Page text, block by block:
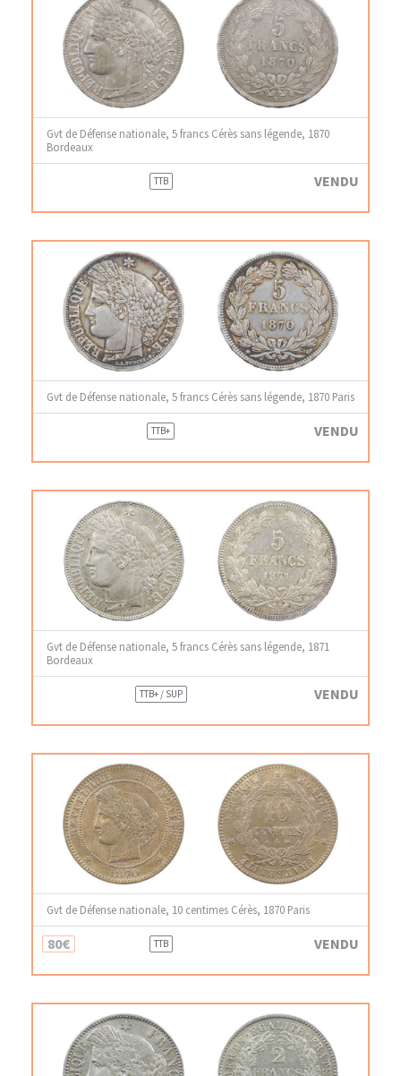
Gvt de Défense nationale, 5 francs Cérès sans légende, 1870
Bordeaux
TTB VENDU
Gvt de Défense nationale, 5 francs Cérès sans légende, 1870 Paris
TTB+ VENDU
Gvt de Défense nationale, 5 francs Cérès sans légende, 1871
Bordeaux
TTB+ / SUP VENDU
Gvt de Défense nationale, 10 centimes Cérès, 1870 Paris
80€ TTB VENDU